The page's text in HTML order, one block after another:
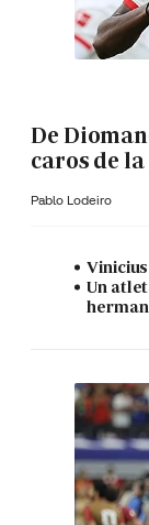
De
caros de
Pablo Lodeiro
Un